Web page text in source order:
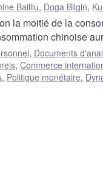
Bailliu, Doga Bilgin,
la moitié de la
chinoise
, Documents
,Commerce
, Politique monétaire,